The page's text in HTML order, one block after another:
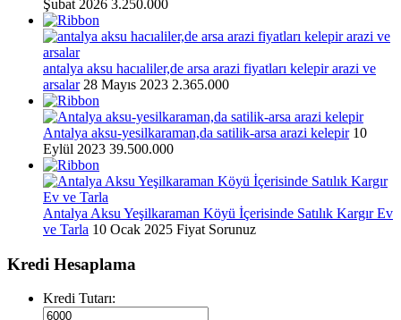
Şubat 2026 3.250.000
antalya aksu hacıaliler,de arsa arazi fiyatları kelepir arazi ve
arsalar 28 Mayıs 2023 2.365.000
Antalya aksu-yesilkaraman,da satilik-arsa arazi kelepir 10
Eylül 2023 39.500.000
Antalya Aksu Yeşilkaraman Köyü İçerisinde Satılık Kargır Ev
ve Tarla 10 Ocak 2025 Fiyat Sorunuz
Kredi Hesaplama
Kredi Tutarı: